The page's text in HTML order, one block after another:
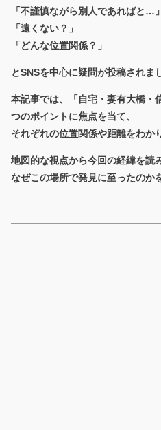
「不謹慎ながら別人であればと…」
「遠くない？」
「どんな位置関係？」
とSNSを中心に疑問が投稿されま
本記事では、「自宅・妻有大橋・
つのポイントに焦点を当て、
それぞれの位置関係や距離をわか
地図的な視点から今回の経緯を読
なぜこの場所で発見に至ったのか